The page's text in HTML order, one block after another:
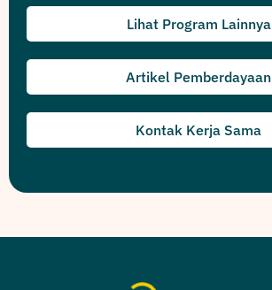
Lihat Program Lainnya
Artikel Pemberdayaan
Kontak Kerja Sama